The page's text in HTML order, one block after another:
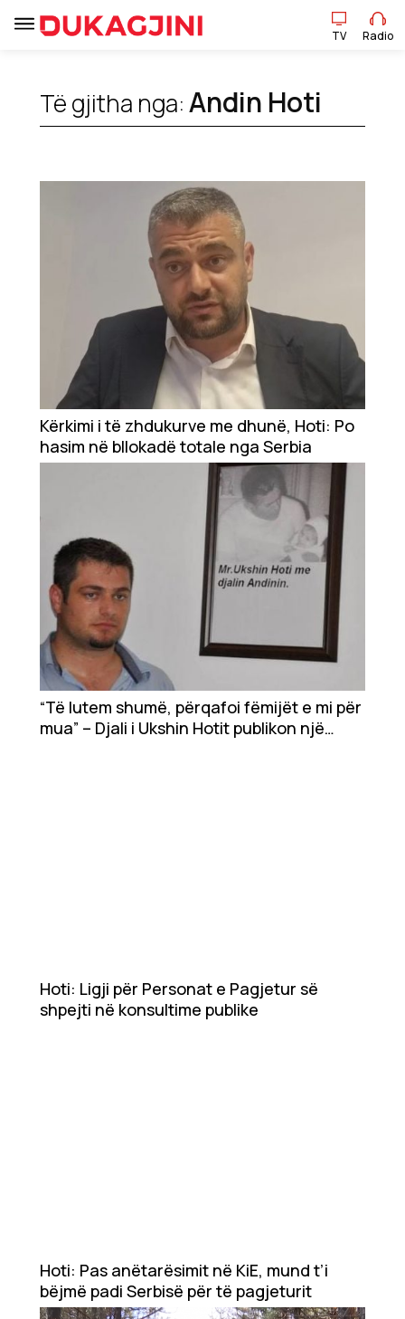
TV
Lajme
Kulturë
Showbiz
Ekonomi
Udhëtime
DuVideo
TV Radio
Të gjitha nga:Andin Hoti
Kërkimi i të zhdukurve me dhunë, Hoti: Po
hasim në bllokadë totale nga Serbia
“Të lutem shumë, përqafoi fëmijët e mi për
mua” – Djali i Ukshin Hotit publikon një
Hoti: Ligji për Personat e Pagjetur së
shpejti në konsultime publike
Hoti: Pas anëtarësimit në KiE, mund t’i
bëjmë padi Serbisë për të pagjeturit